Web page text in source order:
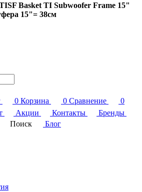
Basket TI Subwoofer Frame 15"
15"= 38см
0 Корзина 0 Сравнение
0
Акции Контакты
Бренды
Поиск
Блог